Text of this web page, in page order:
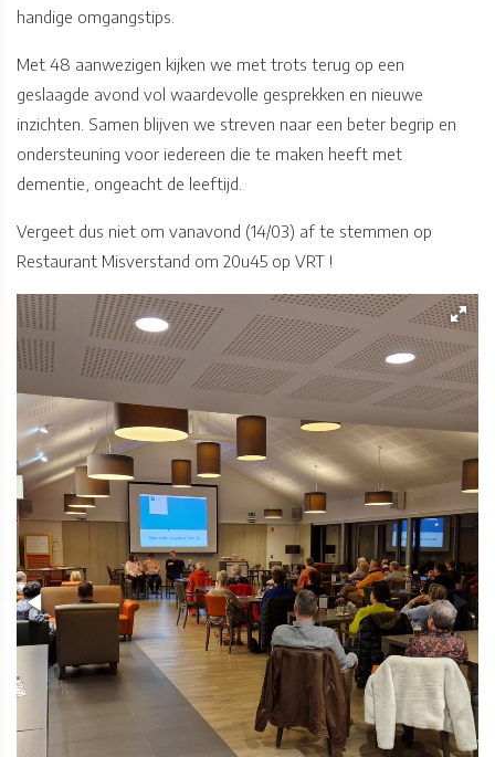
handige omgangstips.
Met 48 aanwezigen kijken we met trots terug op een
geslaagde avond vol waardevolle gesprekken en nieuwe
inzichten. Samen blijven we streven naar een beter begrip en
ondersteuning voor iedereen die te maken heeft met
dementie, ongeacht de leeftijd.
Vergeet dus niet om vanavond (14/03) af te stemmen op
Restaurant Misverstand om 20u45 op VRT !